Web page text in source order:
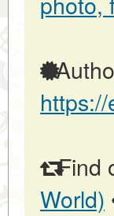
Find
World)